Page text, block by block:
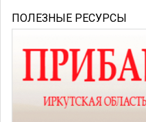
ПОЛЕЗНЫЕ РЕСУРСЫ